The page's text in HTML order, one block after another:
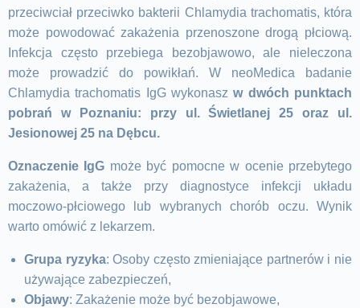
przeciwciał przeciwko bakterii Chlamydia trachomatis, która
może powodować zakażenia przenoszone drogą płciową.
Infekcja często przebiega bezobjawowo, ale nieleczona
może prowadzić do powikłań. W neoMedica badanie
Chlamydia trachomatis IgG wykonasz w dwóch punktach
pobrań w Poznaniu: przy ul. Świetlanej 25 oraz ul.
Jesionowej 25 na Dębcu.
Oznaczenie IgG może być pomocne w ocenie przebytego
zakażenia, a także przy diagnostyce infekcji układu
moczowo-płciowego lub wybranych chorób oczu. Wynik
warto omówić z lekarzem.
Grupa ryzyka: Osoby często zmieniające partnerów i nie
używające zabezpieczeń,
Objawy: Zakażenie może być bezobjawowe,